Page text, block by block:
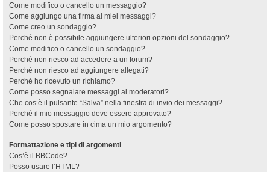
Come modifico o cancello un messaggio?
Come aggiungo una firma ai miei messaggi?
Come creo un sondaggio?
Perché non è possibile aggiungere ulteriori opzioni del sondaggio?
Come modifico o cancello un sondaggio?
Perché non riesco ad accedere a un forum?
Perché non riesco ad aggiungere allegati?
Perché ho ricevuto un richiamo?
Come posso segnalare messaggi ai moderatori?
Che cos’è il pulsante “Salva” nella finestra di invio dei messaggi?
Perché il mio messaggio deve essere approvato?
Come posso spostare in cima un mio argomento?
Formattazione e tipi di argomenti
Cos’è il BBCode?
Posso usare l’HTML?